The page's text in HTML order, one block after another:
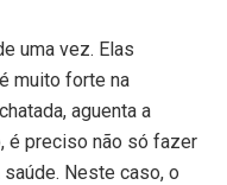
uma vez. Elas
muito forte na
aguenta a
é preciso não só fazer
Neste caso, o